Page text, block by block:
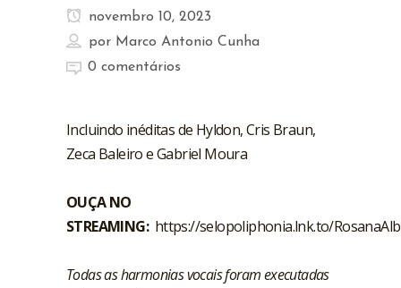
novembro 10, 2023
por Marco Antonio Cunha
0 comentários
Incluindo inéditas de Hyldon, Cris Braun,
Zeca Baleiro e Gabriel Moura
OUÇA NO
STREAMING: https://selopoliphonia.lnk.to/
Todas as harmonias vocais foram executadas